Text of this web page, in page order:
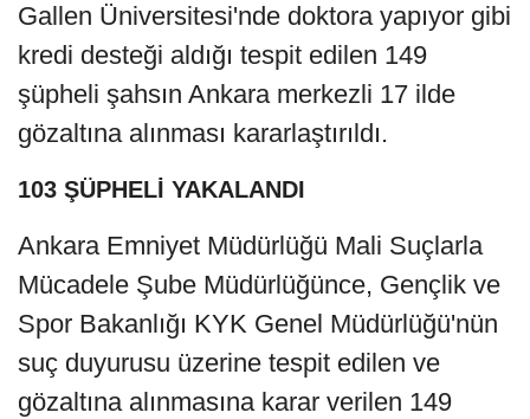
Gallen Üniversitesi'nde doktora yapıyor gibi
kredi desteği aldığı tespit edilen 149
şüpheli şahsın Ankara merkezli 17 ilde
gözaltına alınması kararlaştırıldı.
103 ŞÜPHELİ YAKALANDI
Ankara Emniyet Müdürlüğü Mali Suçlarla
Mücadele Şube Müdürlüğünce, Gençlik ve
Spor Bakanlığı KYK Genel Müdürlüğü'nün
suç duyurusu üzerine tespit edilen ve
gözaltına alınmasına karar verilen 149